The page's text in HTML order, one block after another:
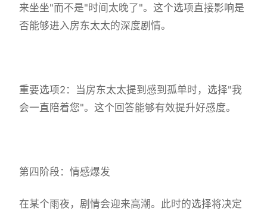
来坐坐"而不是"时间太晚了"。这个选项直接影响是
否能够进入房东太太的深度剧情。
重要选项2：当房东太太提到感到孤单时，选择"我
会一直陪着您"。这个回答能够有效提升好感度。
第四阶段：情感爆发
在某个雨夜，剧情会迎来高潮。此时的选择将决定